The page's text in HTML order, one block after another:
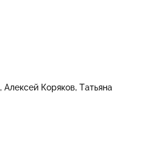
Алексей Коряков Татьяна